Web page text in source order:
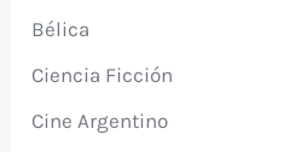
Bélica
Ciencia Ficción
Cine Argentino